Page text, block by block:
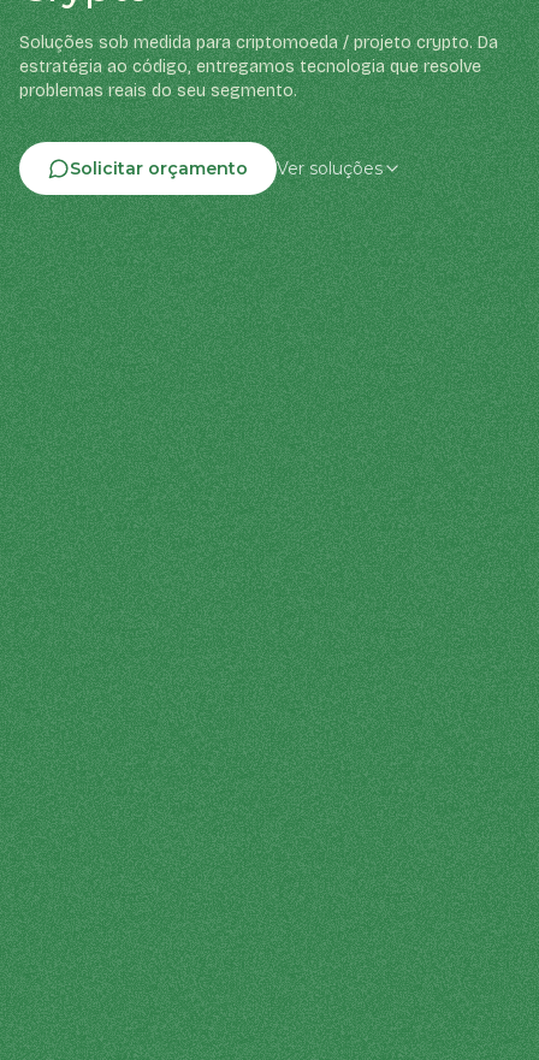
Soluções sob medida para criptomoeda / projeto crypto. Da
estratégia ao código, entregamos tecnologia que resolve
problemas reais do seu segmento.
Solicitar orçamento Ver soluções